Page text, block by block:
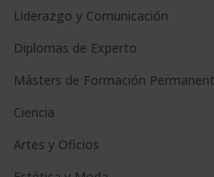
Liderazgo y Comunicación
Diplomas de Experto
Másters de Formación
Ciencia
Artes y Oficios